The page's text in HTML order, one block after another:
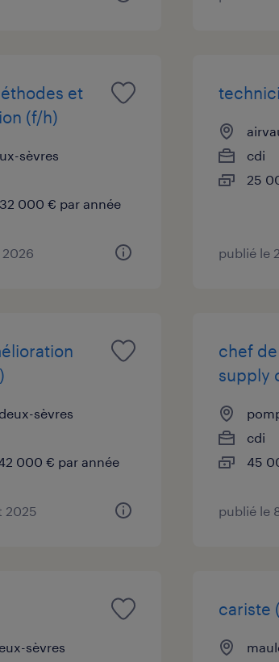
et
(f/h)
sèvres
000 € par année
cdi
25
publié le
sèvres
000 € par année
2025
chef
supply
cdi
45
publié le
sèvres
cariste